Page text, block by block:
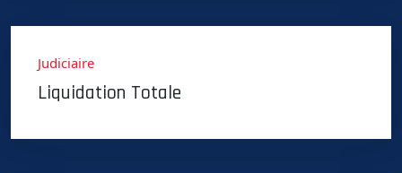
Judiciaire
Liquidation Totale